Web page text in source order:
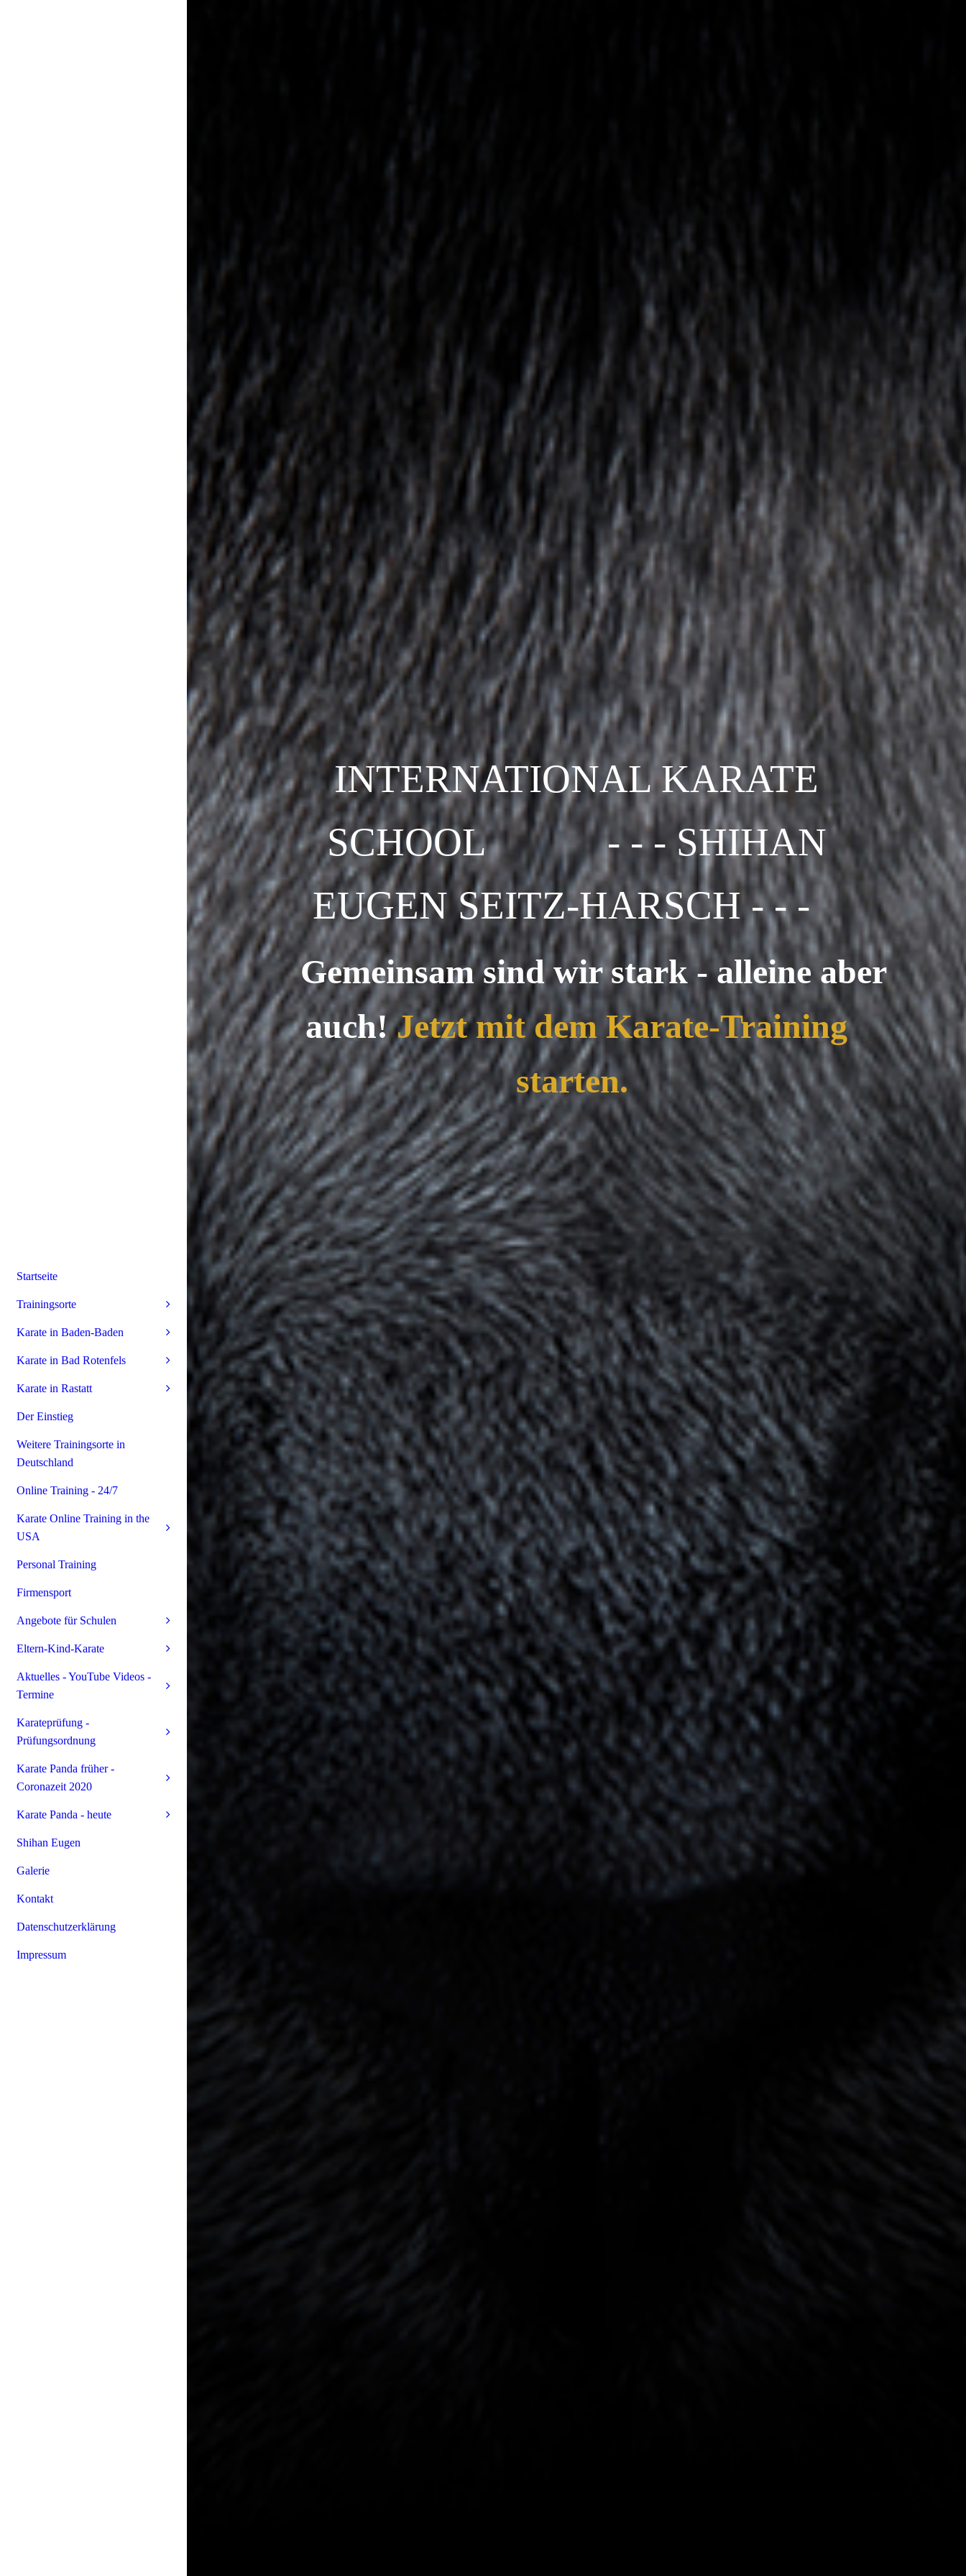
INTERNATIONAL KARATE
SCHOOL - - - SHIHAN
EUGEN SEITZ-HARSCH - - -
Gemeinsam sind wir stark - alleine aber
auch!Jetzt mit dem Karate-Training
starten.
Startseite
Trainingsorte
Karate in Baden-Baden
Karate in Bad Rotenfels
Karate in Rastatt
Der Einstieg
Weitere Trainingsorte in
Deutschland
Online Training - 24/7
Karate Online Training in the
USA
Personal Training
Firmensport
Angebote für Schulen
Eltern-Kind-Karate
Aktuelles - YouTube Videos -
Termine
Karateprüfung -
Prüfungsordnung
Karate Panda früher -
Coronazeit 2020
Karate Panda - heute
Shihan Eugen
Galerie
Kontakt
Datenschutzerklärung
Impressum